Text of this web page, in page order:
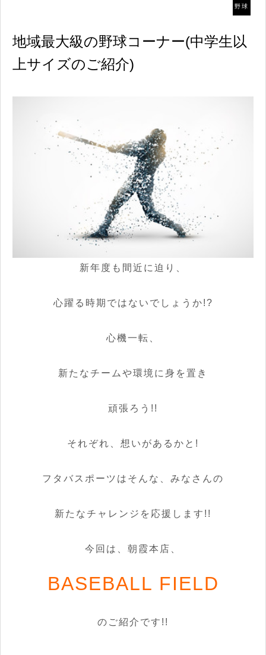
野球
地域最大級の野球コーナー(中学生以
上サイズのご紹介)
新年度も間近に迫り、
心躍る時期ではないでしょうか!?
心機一転、
新たなチームや環境に身を置き
頑張ろう!!
それぞれ、想いがあるかと!
フタバスポーツはそんな、みなさんの
新たなチャレンジを応援します!!
今回は、朝霞本店、
BASEBALL FIELD
のご紹介です!!